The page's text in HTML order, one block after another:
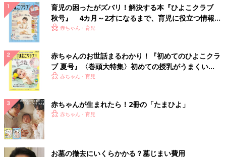
育児の困ったがズバリ！解決する本『ひよこクラブ
秋号』 4カ月～2才になるまで、育児に役立つ情報が
いっぱい！
赤ちゃん・育児
赤ちゃんのお世話まるわかり！『初めてのひよこクラ
ブ 夏号』〈巻頭大特集〉初めての授乳がうまくい
く！ おっぱい・ミルクの基本と夏のトラブル 解決テ
赤ちゃん・育児
赤ちゃんが生まれたら！2冊の「たまひよ」
赤ちゃん・育児
お墓の撤去にいくらかかる？墓じまい費用